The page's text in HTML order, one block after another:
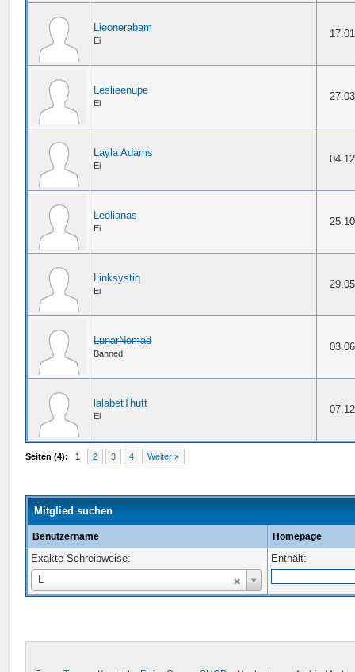
Lieonerabam
Ei
Leslieenupe
Ei
Layla Adams
Ei
Leolianas
Ei
Linksystiq
Ei
LunarNomad
Banned
lalabetThutt
Ei
Seiten (4): 1 2 3 4 Weiter »
Mitglied suchen
Benutzername Homepage
Exakte Schreibweise:
L
Benutzername
Enthält: